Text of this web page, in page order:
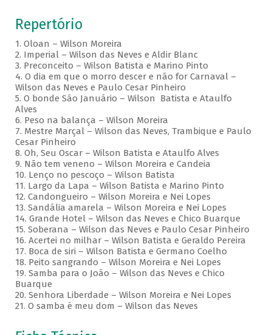
Repertório
1. Oloan – Wilson Moreira
2. Imperial – Wilson das Neves e Aldir Blanc
3. Preconceito – Wilson Batista e Marino Pinto
4. O dia em que o morro descer e não for Carnaval –
Wilson das Neves e Paulo Cesar Pinheiro
5. O bonde São Januário – Wilson Batista e Ataulfo
Alves
6. Peso na balança – Wilson Moreira
7. Mestre Marçal – Wilson das Neves, Trambique e Paulo
Cesar Pinheiro
8. Oh, Seu Oscar – Wilson Batista e Ataulfo Alves
9. Não tem veneno – Wilson Moreira e Candeia
10. Lenço no pescoço – Wilson Batista
11. Largo da Lapa – Wilson Batista e Marino Pinto
12. Candongueiro – Wilson Moreira e Nei Lopes
13. Sandália amarela – Wilson Moreira e Nei Lopes
14. Grande Hotel – Wilson das Neves e Chico Buarque
15. Soberana – Wilson das Neves e Paulo Cesar Pinheiro
16. Acertei no milhar – Wilson Batista e Geraldo Pereira
17. Boca de siri – Wilson Batista e Germano Coelho
18. Peito sangrando – Wilson Moreira e Nei Lopes
19. Samba para o João – Wilson das Neves e Chico
Buarque
20. Senhora Liberdade – Wilson Moreira e Nei Lopes
21. O samba é meu dom – Wilson das Neves